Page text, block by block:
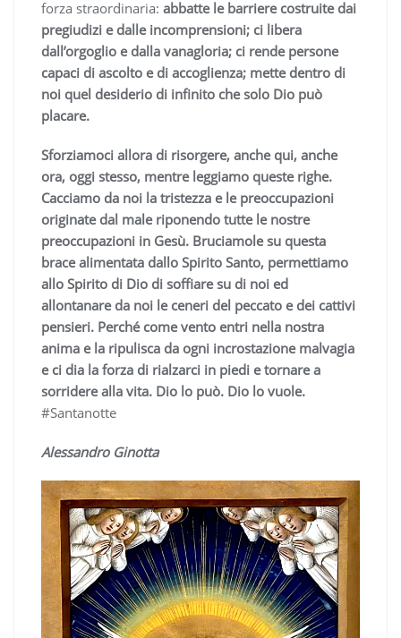
forza straordinaria: abbatte le barriere costruite dai
pregiudizi e dalle incomprensioni; ci libera
dall’orgoglio e dalla vanagloria; ci rende persone
capaci di ascolto e di accoglienza; mette dentro di
noi quel desiderio di infinito che solo Dio può
placare.
Sforziamoci allora di risorgere, anche qui, anche
ora, oggi stesso, mentre leggiamo queste righe.
Cacciamo da noi la tristezza e le preoccupazioni
originate dal male riponendo tutte le nostre
preoccupazioni in Gesù. Bruciamole su questa
brace alimentata dallo Spirito Santo, permettiamo
allo Spirito di Dio di soffiare su di noi ed
allontanare da noi le ceneri del peccato e dei cattivi
pensieri. Perché come vento entri nella nostra
anima e la ripulisca da ogni incrostazione malvagia
e ci dia la forza di rialzarci in piedi e tornare a
sorridere alla vita. Dio lo può. Dio lo vuole.
#Santanotte
Alessandro Ginotta